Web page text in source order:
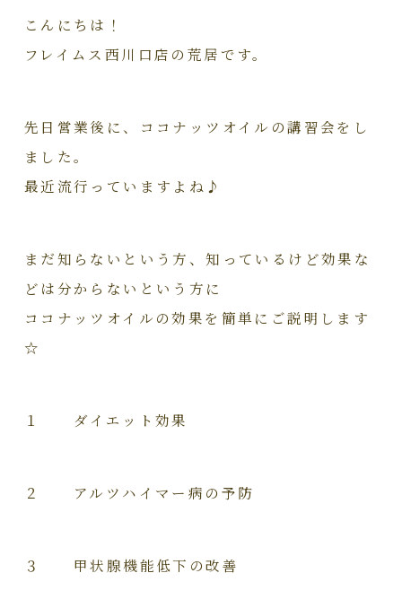
こんにちは！
フレイムス西川口店の荒居です。
先日営業後に、ココナッツオイルの講習会をし
ました。
最近流行っていますよね♪
まだ知らないという方、知っているけど効果な
どは分からないという方に
ココナッツオイルの効果を簡単にご説明します
☆
１ ダイエット効果
２ アルツハイマー病の予防
３ 甲状腺機能低下の改善